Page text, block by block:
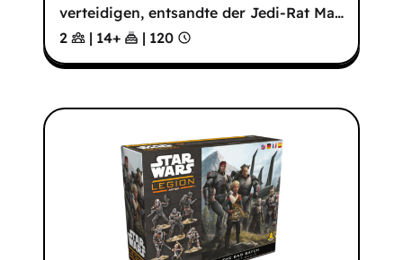
verteidigen, entsandte der Jedi-Rat Ma…
2
| 14+ | 120